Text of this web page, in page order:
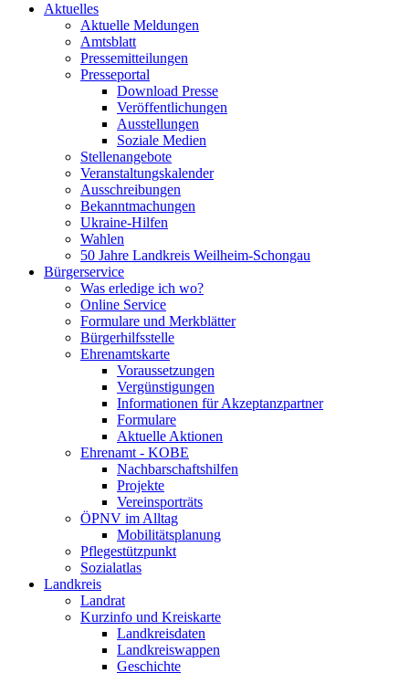
Aktuelles
Aktuelle Meldungen
Amtsblatt
Pressemitteilungen
Presseportal
Download Presse
Veröffentlichungen
Ausstellungen
Soziale Medien
Stellenangebote
Veranstaltungskalender
Ausschreibungen
Bekanntmachungen
Ukraine-Hilfen
Wahlen
50 Jahre Landkreis Weilheim-Schongau
Bürgerservice
Was erledige ich wo?
Online Service
Formulare und Merkblätter
Bürgerhilfsstelle
Ehrenamtskarte
Voraussetzungen
Vergünstigungen
Informationen für Akzeptanzpartner
Formulare
Aktuelle Aktionen
Ehrenamt - KOBE
Nachbarschaftshilfen
Projekte
Vereinsporträts
ÖPNV im Alltag
Mobilitätsplanung
Pflegestützpunkt
Sozialatlas
Landkreis
Landrat
Kurzinfo und Kreiskarte
Landkreisdaten
Landkreiswappen
Geschichte